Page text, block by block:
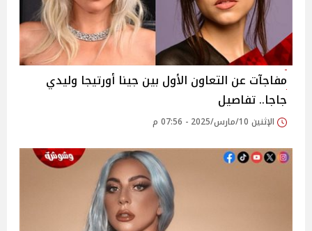
مفاجآت عن التعاون الأول بين جينا أورتيجا وليدي
جاجا.. تفاصيل
الإثنين 10/مارس/2025 - 07:56 م